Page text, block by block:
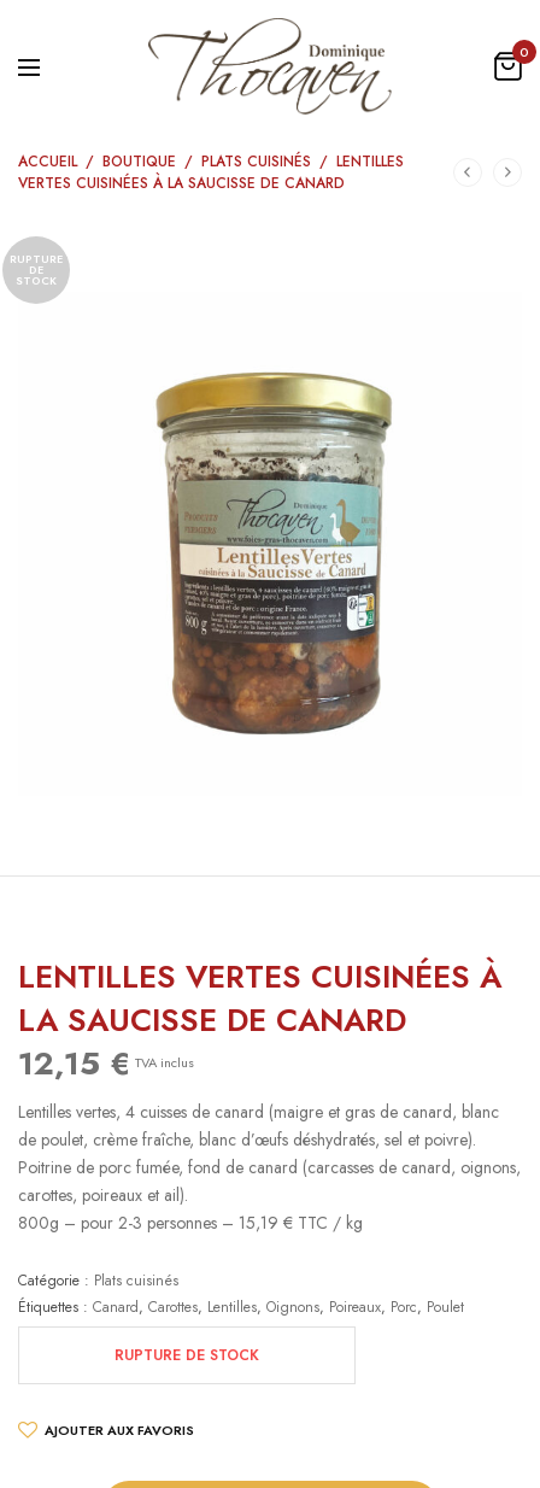
0
ACCUEIL / BOUTIQUE / PLATS CUISINÉS / LENTILLES
VERTES CUISINÉES À LA SAUCISSE DE CANARD
RUPTURE
DE
STOCK
LENTILLES VERTES CUISINÉES À
LA SAUCISSE DE CANARD
12,15 € TVA inclus
Lentilles vertes, 4 cuisses de canard (maigre et gras de canard, blanc
de poulet, crème fraîche, blanc d’œufs déshydratés, sel et poivre).
Poitrine de porc fumée, fond de canard (carcasses de canard, oignons,
carottes, poireaux et ail).
800g – pour 2-3 personnes – 15,19 € TTC / kg
Catégorie : Plats cuisinés
Étiquettes : Canard, Carottes, Lentilles, Oignons, Poireaux, Porc, Poulet
RUPTURE DE STOCK
AJOUTER AUX FAVORIS